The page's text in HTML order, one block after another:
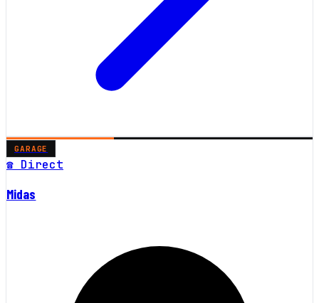
GARAGE
☎ Direct
Midas